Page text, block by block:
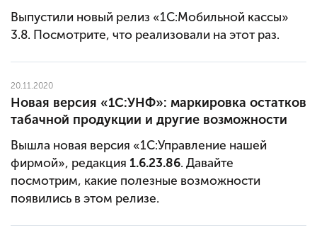
Выпустили новый релиз «1С:Мобильной кассы»
3.8. Посмотрите, что реализовали на этот раз.
20.11.2020
Новая версия «1С:УНФ»: маркировка остатков
табачной продукции и другие возможности
Вышла новая версия «1С:Управление нашей
фирмой», редакция 1.6.23.86. Давайте
посмотрим, какие полезные возможности
появились в этом релизе.